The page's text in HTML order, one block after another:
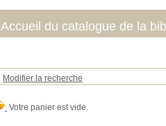
Modifier la recherche
Accueil du catalogue de la